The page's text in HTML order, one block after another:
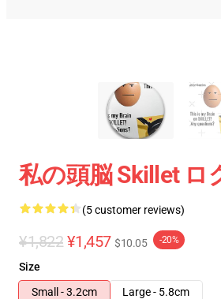
私の頭脳 Skillet ロ
(5 customer reviews)
¥1,822 ¥1,457 $10.05 -20%
Size
Small - 3.2cm
Large - 5.8cm